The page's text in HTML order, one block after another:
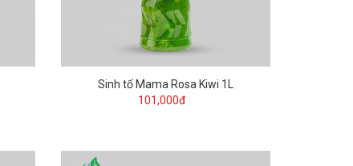
Sinh tố Mama Rosa Kiwi 1L
101,000đ